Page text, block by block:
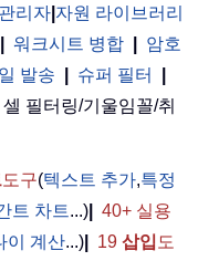
리자 자원 라이브러리
워크시트 병합
암호
발송 슈퍼 필터
필터링/기울임꼴/취
도구(텍스트 추가,특정
트 차트...)
40+ 실용
이 계산...) 19 삽입 도